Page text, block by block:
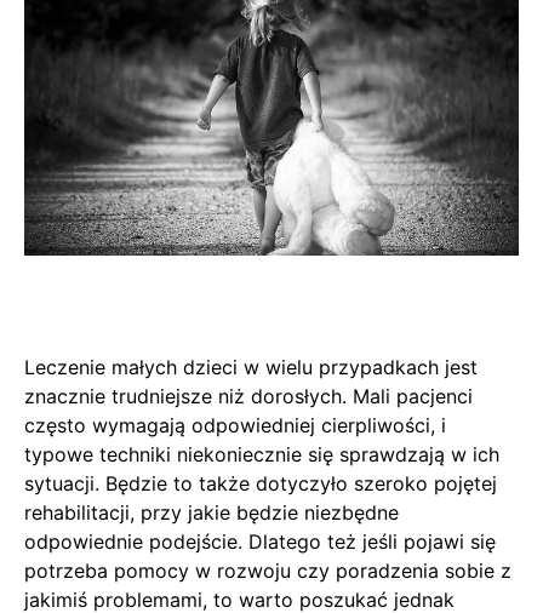
Leczenie małych dzieci w wielu przypadkach jest
znacznie trudniejsze niż dorosłych. Mali pacjenci
często wymagają odpowiedniej cierpliwości, i
typowe techniki niekoniecznie się sprawdzają w ich
sytuacji. Będzie to także dotyczyło szeroko pojętej
rehabilitacji, przy jakie będzie niezbędne
odpowiednie podejście. Dlatego też jeśli pojawi się
potrzeba pomocy w rozwoju czy poradzenia sobie z
jakimiś problemami, to warto poszukać jednak